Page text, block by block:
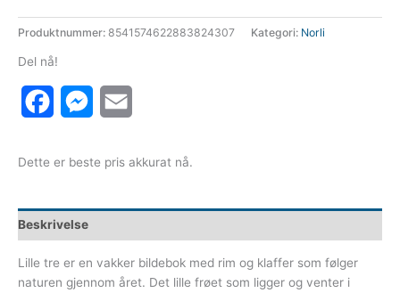
Produktnummer: 8541574622883824307 Kategori: Norli
Del nå!
FacebookMessenger
Dette er beste pris akkurat nå.
Beskrivelse
Lille tre er en vakker bildebok med rim og klaffer som følger
naturen gjennom året. Det lille frøet som ligger og venter i